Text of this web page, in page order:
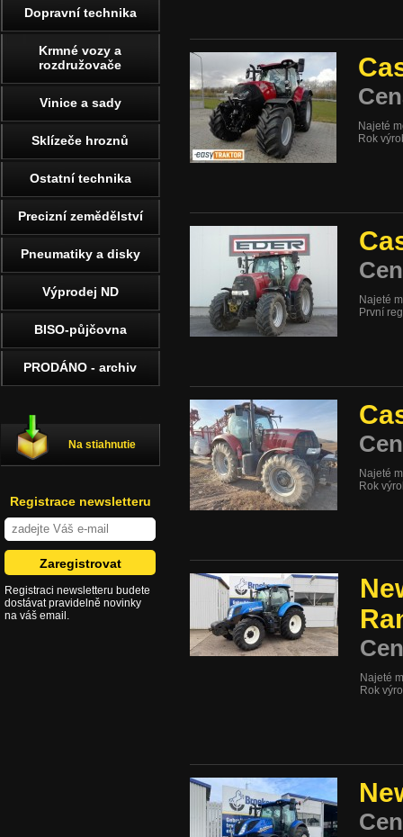
Najeté
Rok
Najeté
První
Najeté
Rok
Najeté
Rok
Dopravní technika
Krmné vozy a
rozdružovače
Vinice a sady
Sklízeče hroznů
Ostatní technika
Precizní zemědělství
Pneumatiky a disky
Výprodej ND
BISO-půjčovna
PRODÁNO - archiv
Na stiahnutie
Registrace newsletteru
Registraci newsletteru budete
dostávat pravidelně novinky
na váš email.